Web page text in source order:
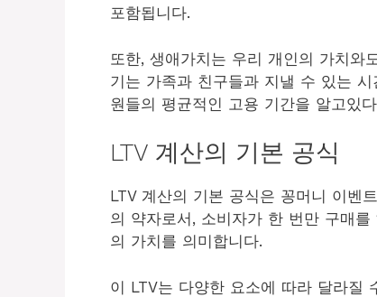
포함됩니다.
또한, 생애가치는 우리 개인의 가치와
기는 가족과 친구들과 지낼 수 있는
원들의 평균적인 고용 기간을 알고있
LTV 계산의 기본 공식
LTV 계산의 기본 공식은 꽁머니 이벤
의 약자로서, 소비자가 한 번만 구매
의 가치를 의미합니다.
이 LTV는 다양한 요소에 따라 달라질